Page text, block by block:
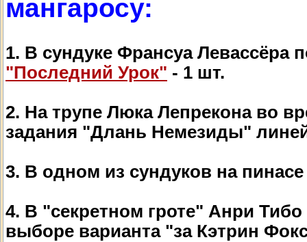
мангаросу:
1. В сундуке Франсуа Левассёра
"Последний Урок" - 1 шт.
2. На трупе Люка Лепрекона во
задания "Длань Немезиды"
3. В одном из сундуков на пинасе
4. В "секретном гроте" Анри
выборе варианта "за Кэтрин